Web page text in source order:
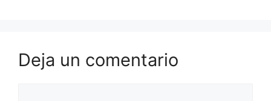
Deja un comentario